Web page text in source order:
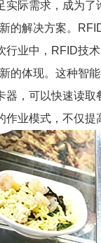
际需求，成为
的解决方案。
业中，RFID技
的体现。这种智
器，可以快速读
业模式，不仅